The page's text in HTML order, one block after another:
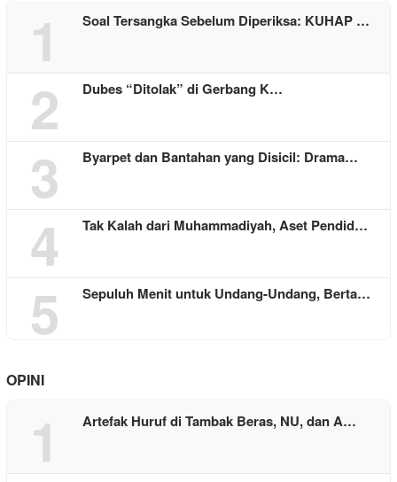
1 Soal Tersangka Sebelum Diperiksa: KUHAP …
2 Dubes “Ditolak” di Gerbang K…
3 Byarpet dan Bantahan yang Disicil: Drama…
4 Tak Kalah dari Muhammadiyah, Aset Pendid…
5 Sepuluh Menit untuk Undang-Undang, Berta…
OPINI
1 Artefak Huruf di Tambak Beras, NU, dan A…